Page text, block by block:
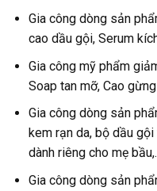
Gia công dòng sản
cao dầu gội, Serum
Gia công mỹ phẩm
Soap tan mỡ, Cao
Gia công dòng sản
kem rạn da, bộ dầu
dành riêng cho mẹ
Gia công dòng sản